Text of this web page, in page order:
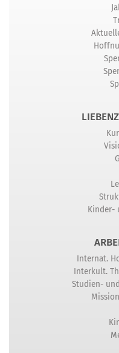
Kinder-
Internat.
Interkult.
Studien-